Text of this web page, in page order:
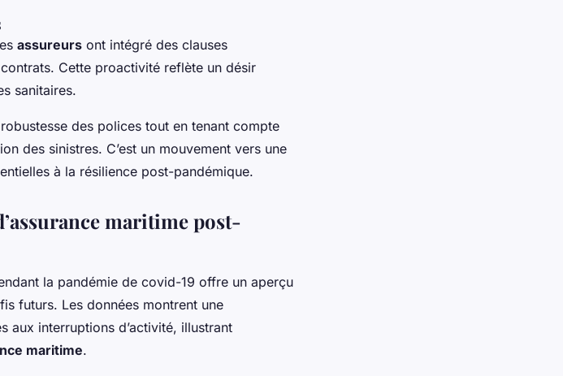
assureurs ont intégré des clauses
Cette proactivité reflète un désir
sanitaires.
des polices tout en tenant compte
des sinistres. C’est un mouvement vers une
à la résilience post-pandémique.
maritime post-
la pandémie de covid-19 offre un aperçu
futurs. Les données montrent une
aux interruptions d’activité, illustrant
maritime.